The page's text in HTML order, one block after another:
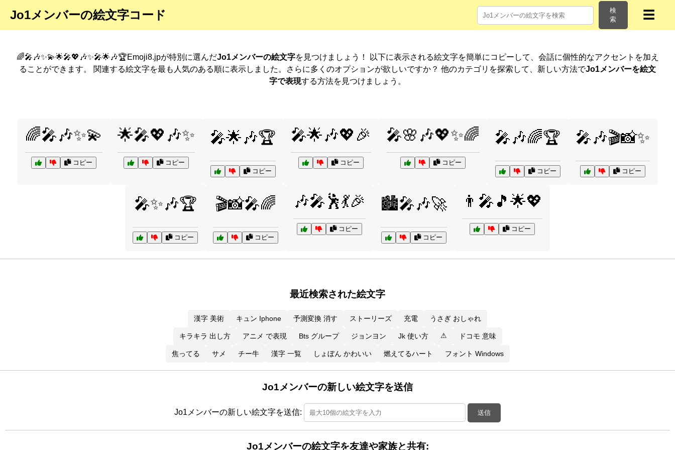
Jo1メンバーの絵文字コード
検
索
☰
🌈🎤🎶✨💫🌟🎤💖🎶✨🎤🌟🎶🏆Emoji8.jpが特別に選んだJo1メンバーの絵文字を見つけましょう！ 以下に表示される絵文字を簡単にコピーして、会話に個性的なアクセントを加え
ることができます。 関連する絵文字を最も人気のある順に表示しました。さらに多くのオプションが欲しいですか？ 他のカテゴリを探索して、新しい方法でJo1メンバーを絵文
字で表現する方法を見つけましょう。
🌈🎤🎶✨💫
コピー
🌟🎤💖🎶✨
コピー
🎤🌟🎶🏆
コピー
🎤🌟🎶💖🎉
コピー
🎤🌸🎶💖✨🌈
コピー
🎤🎶🌈🏆
コピー
🎤🎶🎬📸✨
コピー
🎤✨🎶🏆
コピー
🎬📸🎤🌈
コピー
🎶🎤🕺💃🎉
コピー
🏙️🎤🎶🚀
コピー
👨‍🎤🎵🌟💖
コピー
最近検索された絵文字
漢字 美術 キュン Iphone 予測変換 消す ストーリーズ 充電 うさぎ おしゃれ
キラキラ 出し方 アニメ で表現 Bts グループ ジョンヨン Jk 使い方 ⚠ ドコモ 意味
焦ってる サメ チー牛 漢字 一覧 しょぼん かわいい 燃えてるハート フォント Windows
Jo1メンバーの新しい絵文字を送信
Jo1メンバーの新しい絵文字を送信: 送信
Jo1メンバーの絵文字を友達や家族と共有: